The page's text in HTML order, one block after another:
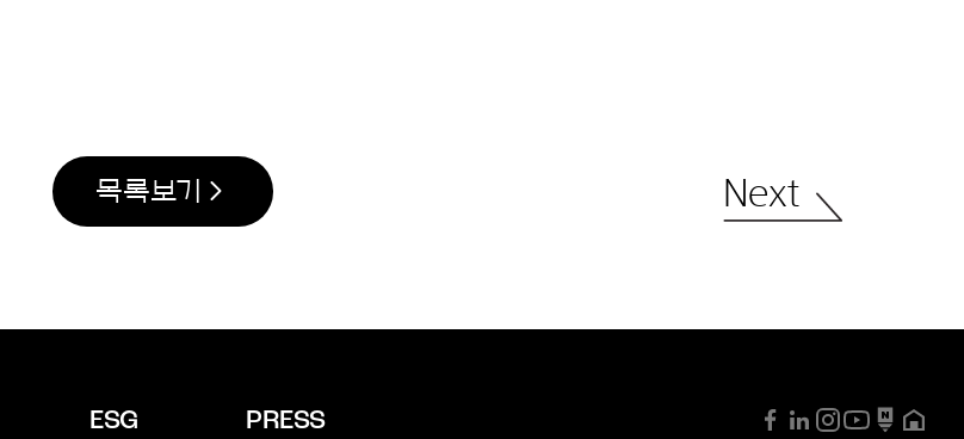
목록보기 Next
ESG PRESS